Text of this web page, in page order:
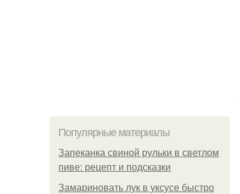
Популярные материалы
Запеканка свиной рульки в светлом
пиве: рецепт и подсказки
Замариновать лук в уксусе быстро